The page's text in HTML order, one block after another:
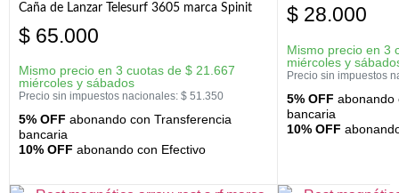
Caña de Lanzar Telesurf 3605 marca Spinit
$ 65.000
Mismo precio en 3 cuotas de $ 21.667
miércoles y sábados
Precio sin impuestos nacionales: $ 51.350
5% OFF abonando con Transferencia
bancaria
10% OFF abonando con Efectivo
$ 28.000
Mismo precio en 3
miércoles y
Precio sin impuestos
5% OFF abonando
bancaria
10% OFF